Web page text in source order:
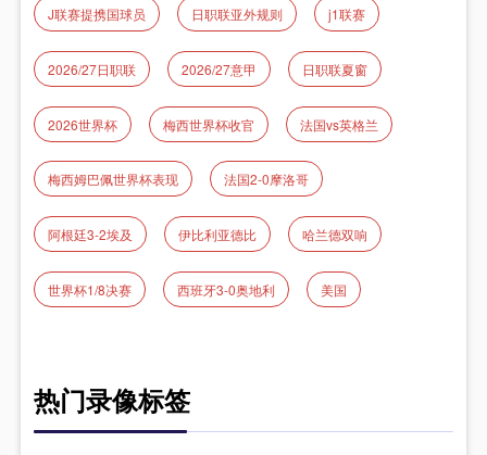
J联赛提携国球员 日职联亚外规则 j1联赛
2026/27日职联 2026/27意甲 日职联夏窗
2026世界杯 梅西世界杯收官 法国vs英格兰
梅西姆巴佩世界杯表现 法国2‑0摩洛哥
阿根廷3-2埃及 伊比利亚德比 哈兰德双响
世界杯1/8决赛 西班牙3-0奥地利 美国
热门录像标签